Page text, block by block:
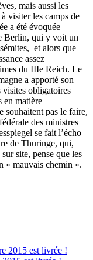
mais aussi les
visiter les camps de
a été évoquée
Berlin, qui y voit un
et alors que
assez
du IIIe Reich. Le
a apporté son
visites obligatoires
en matière
souhaitent pas le faire,
des ministres
se fait l’écho
de Thuringe, qui,
site, pense que les
« mauvais chemin ».
2015 est livrée !